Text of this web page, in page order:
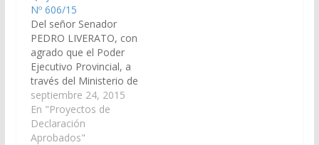
Nº 606/15
Del señor Senador
PEDRO LIVERATO, con
agrado que el Poder
Ejecutivo Provincial, a
través del Ministerio de
economía,
Infraestructura y
Servicios Públicos,
Ministerio de
septiembre 24, 2015
En "Proyectos de
Declaración
Aprobados"